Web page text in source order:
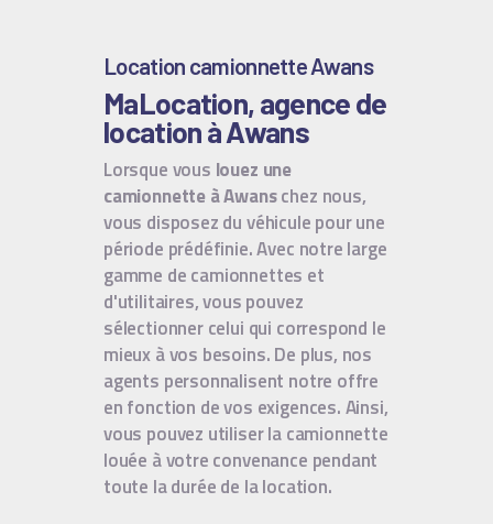
Location camionnette Awans
MaLocation, agence de
location à Awans
Lorsque vous louez une
camionnette à Awanschez nous,
vous disposez du véhicule pour une
période prédéfinie. Avec notre large
gamme de camionnettes et
d'utilitaires, vous pouvez
sélectionner celui qui correspond le
mieux à vos besoins. De plus, nos
agents personnalisent notre offre
en fonction de vos exigences. Ainsi,
vous pouvez utiliser la camionnette
louée à votre convenance pendant
toute la durée de la location.